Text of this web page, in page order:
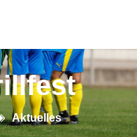
Aktuelles